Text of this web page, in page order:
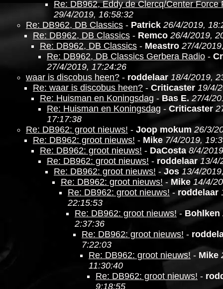
Re: DB962, Eddy de Clercq/Center Force
29/4/2019, 16:58:32
Re: DB962, DB Classics - Patrick 26/4/2019,
Re: DB962, DB Classics - Remco 26/4/2019,
Re: DB962, DB Classics - Meastro 27/4/
Re: DB962, DB Classics Gerbera Radio -
27/4/2019, 17:24:26
waar is discobus heen? - roddelaar 18/4/2019,
Re: waar is discobus heen? - Criticaster 19/4/
Re: Huisman en Koningsdag - Bas E. 27/4/
Re: Huisman en Koningsdag - Criticaster
17:17:38
Re: DB962: groot nieuws! - Joop mokum 26/3/
Re: DB962: groot nieuws! - Mike 7/4/2019,
Re: DB962: groot nieuws! - DaCosta 8/4/
Re: DB962: groot nieuws! - roddelaar 13/4/
Re: DB962: groot nieuws! - Jos 13/4/
Re: DB962: groot nieuws!- Mike 14/4/
Re: DB962: groot nieuws! - roddelaar
22:15:53
Re: DB962: groot nieuws! - Bohlken
2:37:36
Re: DB962: groot nieuws! -
7:22:03
Re: DB962: groot nieuws! - Mike
11:30:40
Re: DB962: groot nieuws! -
9:18:55